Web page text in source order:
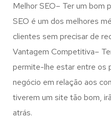
Melhor SEO– Ter um bom
SEO é um dos melhores
clientes sem precisar de
Vantagem Competitiva–
permite-lhe estar entre os
negócio em relação aos
tiverem um site tão bom,
atrás.